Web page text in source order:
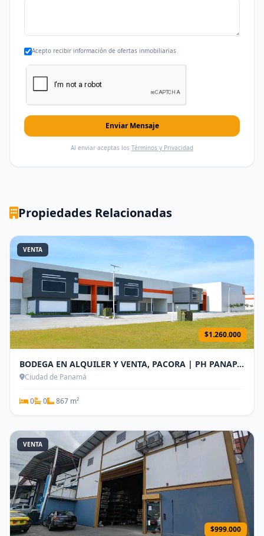
Acepto recibir información de ofertas inmobiliarias
Enviar Mensaje
Al enviar aceptas los Términos y Privacidad
Propiedades Relacionadas
VENTA
$1.260.000
BODEGA EN ALQUILER Y VENTA, PACORA | PH PANAPARK FREE ZONE - RM.P
Ciudad de Panamá
0 0 867 m²
VENTA
$999.000